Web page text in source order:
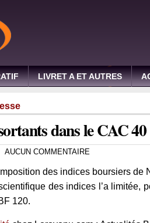
LIVRET A ET AUTRES
dans le CAC 40
AUCUN COMMENTAIRE
des indices boursiers de
des indices l’a limitée,
120.